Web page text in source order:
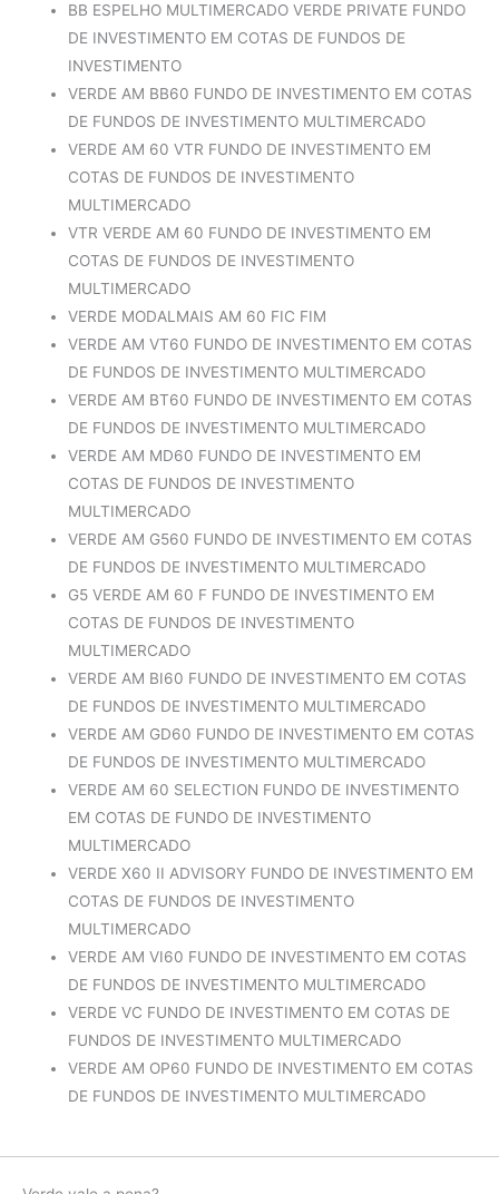
BB ESPELHO MULTIMERCADO VERDE PRIVATE FUNDO
DE INVESTIMENTO EM COTAS DE FUNDOS DE
INVESTIMENTO
VERDE AM BB60 FUNDO DE INVESTIMENTO EM COTAS
DE FUNDOS DE INVESTIMENTO MULTIMERCADO
VERDE AM 60 VTR FUNDO DE INVESTIMENTO EM
COTAS DE FUNDOS DE INVESTIMENTO
MULTIMERCADO
VTR VERDE AM 60 FUNDO DE INVESTIMENTO EM
COTAS DE FUNDOS DE INVESTIMENTO
MULTIMERCADO
VERDE MODALMAIS AM 60 FIC FIM
VERDE AM VT60 FUNDO DE INVESTIMENTO EM COTAS
DE FUNDOS DE INVESTIMENTO MULTIMERCADO
VERDE AM BT60 FUNDO DE INVESTIMENTO EM COTAS
DE FUNDOS DE INVESTIMENTO MULTIMERCADO
VERDE AM MD60 FUNDO DE INVESTIMENTO EM
COTAS DE FUNDOS DE INVESTIMENTO
MULTIMERCADO
VERDE AM G560 FUNDO DE INVESTIMENTO EM COTAS
DE FUNDOS DE INVESTIMENTO MULTIMERCADO
G5 VERDE AM 60 F FUNDO DE INVESTIMENTO EM
COTAS DE FUNDOS DE INVESTIMENTO
MULTIMERCADO
VERDE AM BI60 FUNDO DE INVESTIMENTO EM COTAS
DE FUNDOS DE INVESTIMENTO MULTIMERCADO
VERDE AM GD60 FUNDO DE INVESTIMENTO EM COTAS
DE FUNDOS DE INVESTIMENTO MULTIMERCADO
VERDE AM 60 SELECTION FUNDO DE INVESTIMENTO
EM COTAS DE FUNDO DE INVESTIMENTO
MULTIMERCADO
VERDE X60 II ADVISORY FUNDO DE INVESTIMENTO EM
COTAS DE FUNDOS DE INVESTIMENTO
MULTIMERCADO
VERDE AM VI60 FUNDO DE INVESTIMENTO EM COTAS
DE FUNDOS DE INVESTIMENTO MULTIMERCADO
VERDE VC FUNDO DE INVESTIMENTO EM COTAS DE
FUNDOS DE INVESTIMENTO MULTIMERCADO
VERDE AM OP60 FUNDO DE INVESTIMENTO EM COTAS
DE FUNDOS DE INVESTIMENTO MULTIMERCADO